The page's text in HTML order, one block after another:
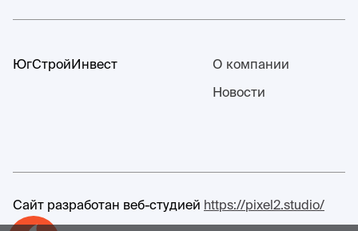
ЮгСтройИнвест
О компании
Новости
Сайт разработан веб-студией https://pixel2.studio/